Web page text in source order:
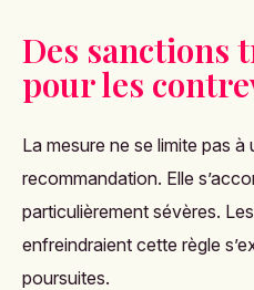
Des sanctions
pour les
La mesure ne se limite pas à
recommandation. Elle
particulièrement sévères.
enfreindraient cette règle
poursuites.